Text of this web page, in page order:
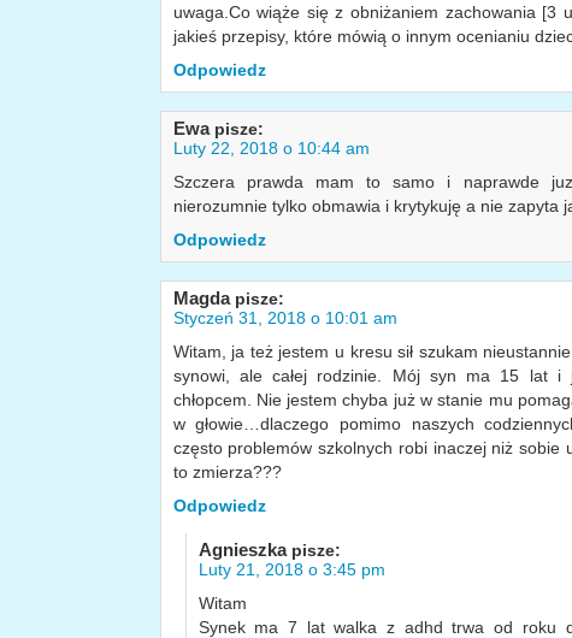
uwaga.Co wiąże się z obniżaniem zachowania [3
jakieś przepisy, które mówią o innym ocenianiu
Odpowiedz
Ewa pisze:
Luty 22, 2018 o 10:44 am
Szczera prawda mam to samo i naprawde
nierozumnie tylko obmawia i krytykuję a nie zapyta
Odpowiedz
Magda pisze:
Styczeń 31, 2018 o 10:01 am
Witam, ja też jestem u kresu sił szukam
synowi, ale całej rodzinie. Mój syn ma 15 lat i
chłopcem. Nie jestem chyba już w stanie mu
w głowie…dlaczego pomimo naszych
często problemów szkolnych robi inaczej niż sobie
to zmierza???
Odpowiedz
Agnieszka pisze:
Luty 21, 2018 o 3:45 pm
Witam
Synek ma 7 lat walka z adhd trwa od roku